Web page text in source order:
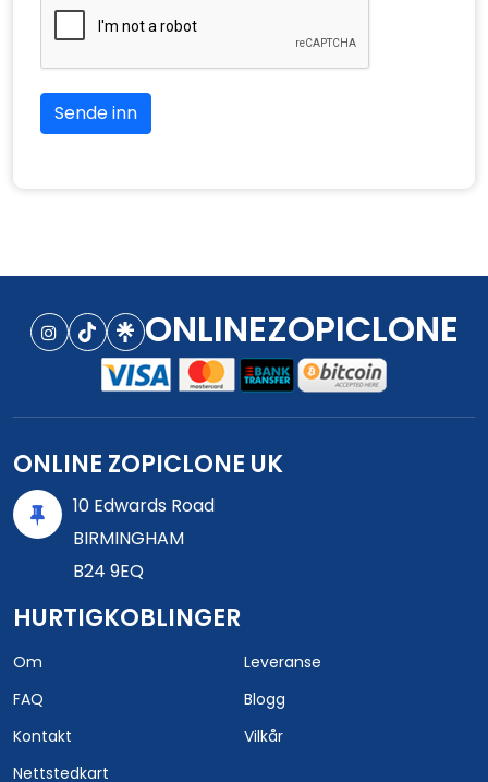
Sende inn
ONLINEZOPICLONE
ONLINE ZOPICLONE UK
10 Edwards Road
BIRMINGHAM
B24 9EQ
HURTIGKOBLINGER
Om
Leveranse
FAQ
Blogg
Kontakt
Vilkår
Nettstedkart